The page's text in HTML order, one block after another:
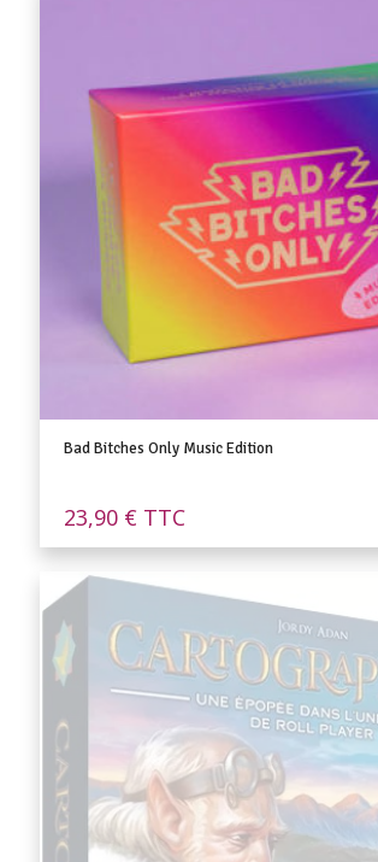
Bad Bitches Only Music Edition
23,90 € TTC